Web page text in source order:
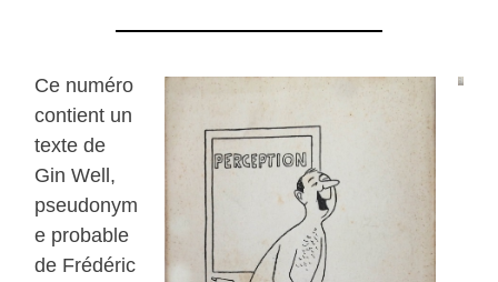
Ce numéro
contient un
texte de
Gin Well,
pseudonym
e probable
de Frédéric